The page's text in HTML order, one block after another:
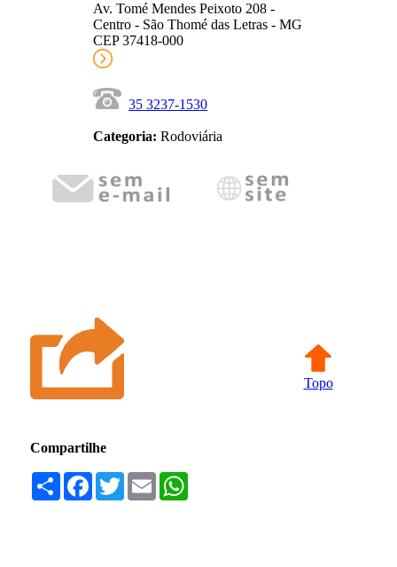
Av. Tomé Mendes Peixoto 208 -
Centro - São Thomé das Letras - MG
CEP 37418-000
35 3237-1530
Categoria: Rodoviária
Topo
Compartilhe
Compartilhar
Facebook
TwitterEmail